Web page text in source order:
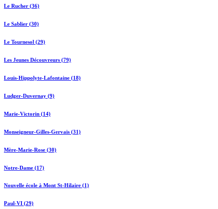
Le Rucher (36)
Le Sablier (30)
Le Tournesol (29)
Les Jeunes Découvreurs (79)
Louis-Hippolyte-Lafontaine (18)
Ludger-Duvernay (9)
Marie-Victorin (14)
Monseigneur-Gilles-Gervais (31)
Mère-Marie-Rose (30)
Notre-Dame (17)
Nouvelle école à Mont St-Hilaire (1)
Paul-VI (29)